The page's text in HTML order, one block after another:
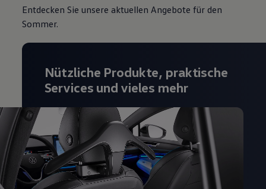
Entdecken Sie unsere aktuellen Angebote für den
Sommer.
Nützliche Produkte, praktische
Services und vieles mehr